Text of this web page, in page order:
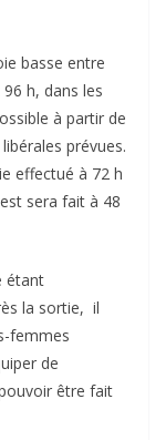
basse entre
h, dans les
à partir de
prévues.
effectué à 72 h
sera fait à 48
étant
la sortie, il
femmes
de
être fait